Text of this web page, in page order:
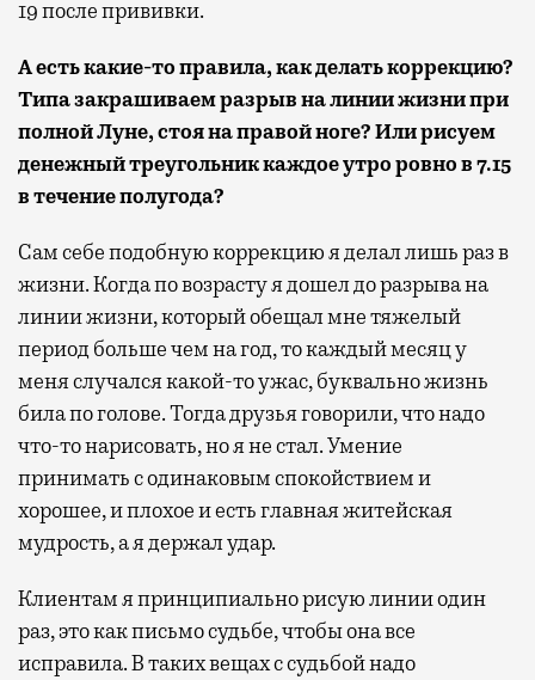
19 после прививки.
А есть какие-то правила, как делать коррекцию?
Типа закрашиваем разрыв на линии жизни при
полной Луне, стоя на правой ноге? Или рисуем
денежный треугольник каждое утро ровно в 7.15
в течение полугода?
Сам себе подобную коррекцию я делал лишь раз в
жизни. Когда по возрасту я дошел до разрыва на
линии жизни, который обещал мне тяжелый
период больше чем на год, то каждый месяц у
меня случался какой-то ужас, буквально жизнь
била по голове. Тогда друзья говорили, что надо
что-то нарисовать, но я не стал. Умение
принимать с одинаковым спокойствием и
хорошее, и плохое и есть главная житейская
мудрость, а я держал удар.
Клиентам я принципиально рисую линии один
раз, это как письмо судьбе, чтобы она все
исправила. В таких вещах с судьбой надо